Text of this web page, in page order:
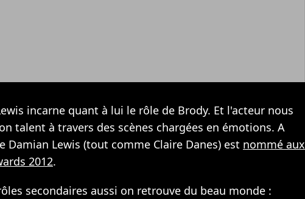
incarne quant à lui le rôle de Brody. Et l'acteur nous
talent à travers des scènes chargées en émotions. A
Damian Lewis (tout comme Claire Danes) est nommé aux
2012.
secondaires aussi on retrouve du beau monde :